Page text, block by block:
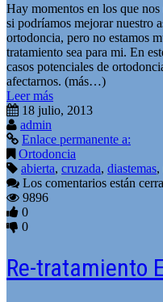
Hay momentos en los que
si podríamos mejorar nuestro
ortodoncia, pero no estamos
tratamiento sea para mi. En
casos potenciales de
afectarnos. (más…)
Leer más
18 julio, 2013
admin
Enlace permanente a:
Ortodoncia
abierta, cruzada, diastemas,
Los comentarios están
9896
0
0
Re-tratamiento